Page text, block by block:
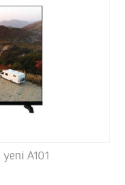
A101